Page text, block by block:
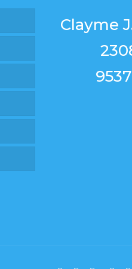
Clayme